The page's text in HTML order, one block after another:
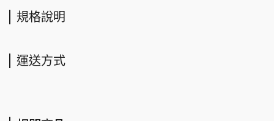
規格說明
運送方式